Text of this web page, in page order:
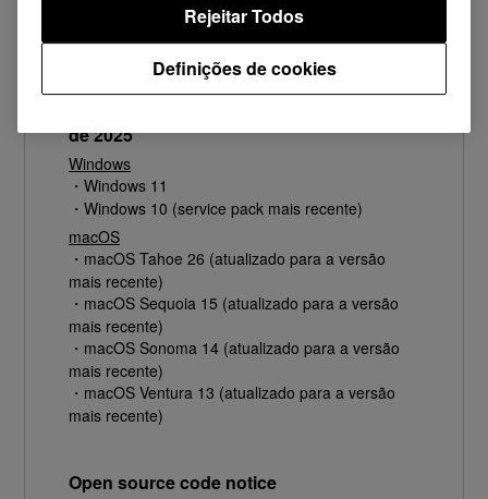
Lançamento da versão 1.0.1
O Firmware Update Manager foi lançado.
de 2025
Windows
・Windows 11
・Windows 10 (service pack mais recente)
macOS
・macOS Tahoe 26 (atualizado para a versão
mais recente)
・macOS Sequoia 15 (atualizado para a versão
mais recente)
・macOS Sonoma 14 (atualizado para a versão
mais recente)
・macOS Ventura 13 (atualizado para a versão
mais recente)
Open source code notice
Definições de cookies
Rejeitar Todos